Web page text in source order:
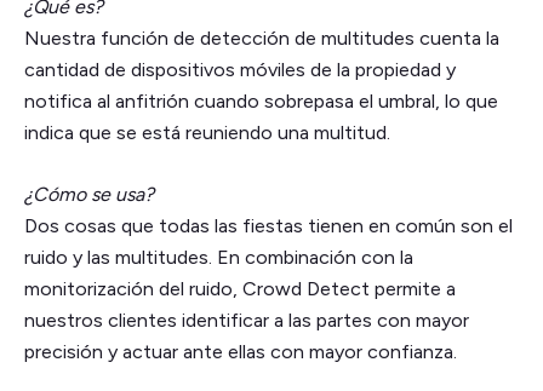
¿Qué es?
Nuestra función de detección de multitudes cuenta la
cantidad de dispositivos móviles de la propiedad y
notifica al anfitrión cuando sobrepasa el umbral, lo que
indica que se está reuniendo una multitud.
¿Cómo se usa?
Dos cosas que todas las fiestas tienen en común son el
ruido y las multitudes. En combinación con la
monitorización del ruido, Crowd Detect permite a
nuestros clientes identificar a las partes con mayor
precisión y actuar ante ellas con mayor confianza.